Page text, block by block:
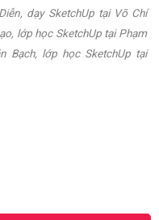
dạy SketchUp tại Võ Chí
lớp học SketchUp tại Phạm
Bạch, lớp học SketchUp tại